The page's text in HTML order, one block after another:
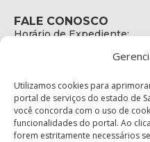
Utilizamos cookies para
portal de serviços do estado de
você concorda com o uso de
funcionalidades do portal. Ao
forem estritamente necessários
FALE CONOSCO
Horário de Expediente:
E-mail:
ENDEREÇO
Endereço: